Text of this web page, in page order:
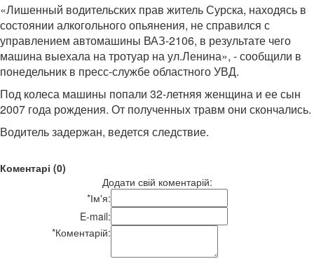
«Лишенный водительских прав житель Сурска, находясь в
состоянии алкогольного опьянения, не справился с
управлением автомашины ВАЗ-2106, в результате чего
машина выехала на тротуар на ул.Ленина», - сообщили в
понедельник в пресс-службе областного УВД.
Под колеса машины попали 32-летняя женщина и ее сын
2007 года рождения. От полученных травм они скончались.
Водитель задержан, ведется следствие.
Коментарі (0)
Додати свій коментарій:
*Ім'я:
E-mail:
*Коментарій: